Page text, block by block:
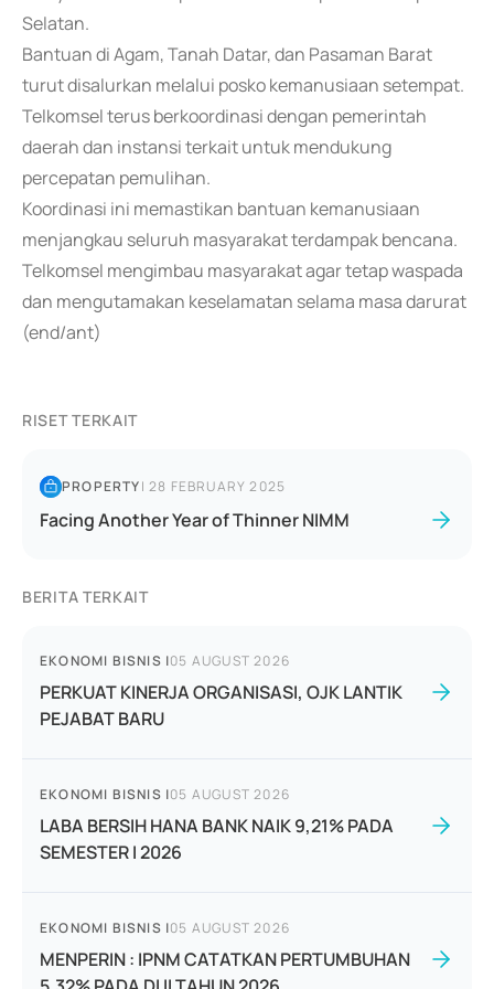
Selatan.
Bantuan di Agam, Tanah Datar, dan Pasaman Barat
turut disalurkan melalui posko kemanusiaan setempat.
Telkomsel terus berkoordinasi dengan pemerintah
daerah dan instansi terkait untuk mendukung
percepatan pemulihan.
Koordinasi ini memastikan bantuan kemanusiaan
menjangkau seluruh masyarakat terdampak bencana.
Telkomsel mengimbau masyarakat agar tetap waspada
dan mengutamakan keselamatan selama masa darurat
(end/ant)
RISET TERKAIT
PROPERTY|28 FEBRUARY 2025
Facing Another Year of Thinner NIMM
BERITA TERKAIT
EKONOMI BISNIS |05 AUGUST 2026
PERKUAT KINERJA ORGANISASI, OJK LANTIK
PEJABAT BARU
EKONOMI BISNIS |05 AUGUST 2026
LABA BERSIH HANA BANK NAIK 9,21% PADA
SEMESTER I 2026
EKONOMI BISNIS |05 AUGUST 2026
MENPERIN : IPNM CATATKAN PERTUMBUHAN